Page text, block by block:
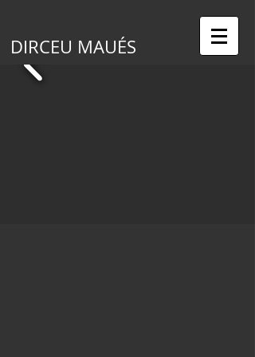
DIRCEU MAUÉS